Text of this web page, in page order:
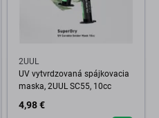
2UUL
UV vytvrdzovaná spájkovacia
maska, 2UUL SC55, 10cc
4,98 €